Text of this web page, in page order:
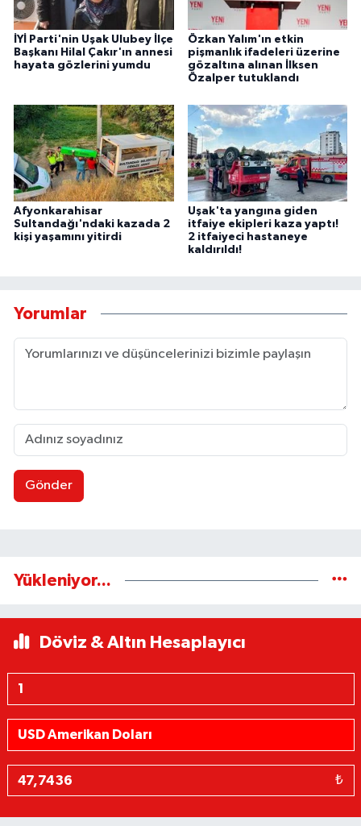
İYİ Parti'nin Uşak Ulubey İlçe
Başkanı Hilal Çakır'ın annesi
hayata gözlerini yumdu
Özkan Yalım'ın etkin
pişmanlık ifadeleri üzerine
gözaltına alınan İlksen
Özalper tutuklandı
Afyonkarahisar
Sultandağı'ndaki kazada 2
kişi yaşamını yitirdi
Uşak'ta yangına giden
itfaiye ekipleri kaza yaptı!
2 itfaiyeci hastaneye
kaldırıldı!
Yorumlar
Gönder
Yükleniyor...
Döviz & Altın Hesaplayıcı
₺